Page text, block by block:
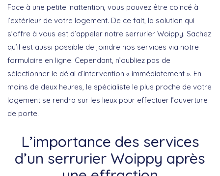
Face à une petite inattention, vous pouvez être coincé à
l’extérieur de votre logement. De ce fait, la solution qui
s’offre à vous est d’appeler notre serrurier Woippy. Sachez
qu’il est aussi possible de joindre nos services via notre
formulaire en ligne. Cependant, n’oubliez pas de
sélectionner le délai d’intervention « immédiatement ». En
moins de deux heures, le spécialiste le plus proche de votre
logement se rendra sur les lieux pour effectuer l’ouverture
de porte.
L’importance des services
d’un serrurier Woippy après